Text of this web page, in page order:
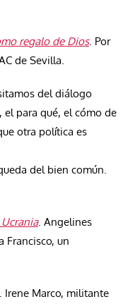
regalo de Dios. Por
de Sevilla.
del diálogo
para qué, el cómo de
otra política es
del bien común.
. Angelines
Francisco, un
. Irene Marco, militante